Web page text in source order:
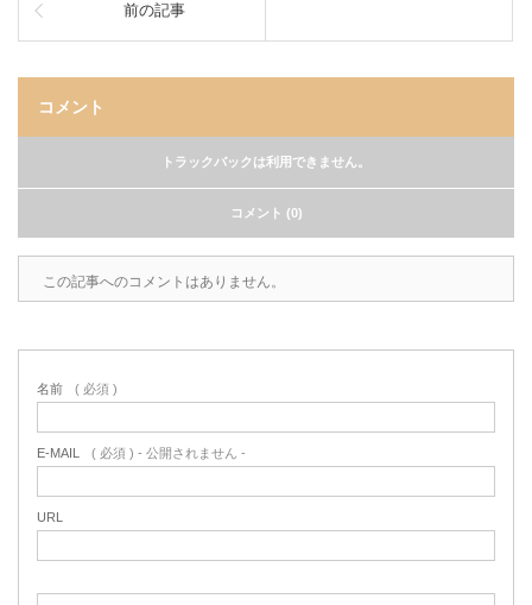
前の記事
コメント
トラックバックは利用できません。
コメント (0)
この記事へのコメントはありません。
名前 ( 必須 )
E-MAIL ( 必須 ) - 公開されません -
URL